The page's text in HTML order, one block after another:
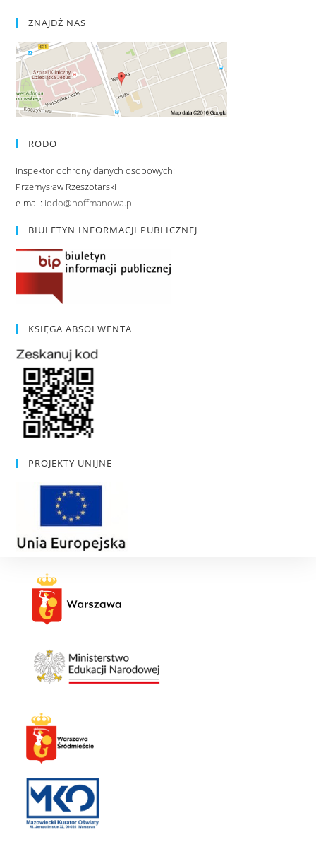
ZNAJDŹ NAS
RODO
Inspektor ochrony danych osobowych:
Przemysław Rzeszotarski
e-mail: iodo@hoffmanowa.pl
BIULETYN INFORMACJI PUBLICZNEJ
KSIĘGA ABSOLWENTA
PROJEKTY UNIJNE